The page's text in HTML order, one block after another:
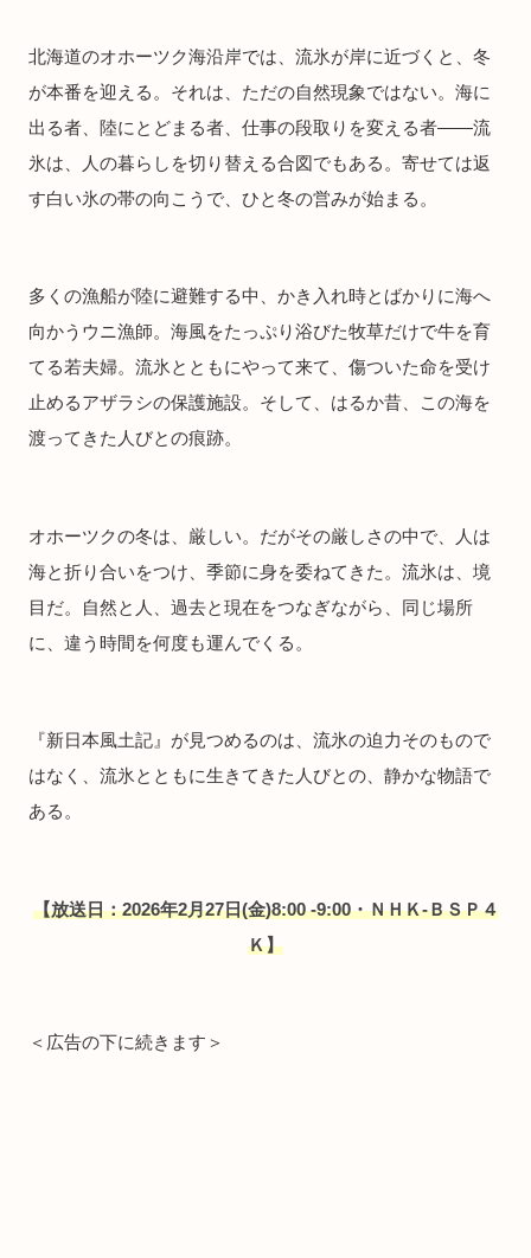
北海道のオホーツク海沿岸では、流氷が岸に近づくと、冬
が本番を迎える。それは、ただの自然現象ではない。海に
出る者、陸にとどまる者、仕事の段取りを変える者――流
氷は、人の暮らしを切り替える合図でもある。寄せては返
す白い氷の帯の向こうで、ひと冬の営みが始まる。
多くの漁船が陸に避難する中、かき入れ時とばかりに海へ
向かうウニ漁師。海風をたっぷり浴びた牧草だけで牛を育
てる若夫婦。流氷とともにやって来て、傷ついた命を受け
止めるアザラシの保護施設。そして、はるか昔、この海を
渡ってきた人びとの痕跡。
オホーツクの冬は、厳しい。だがその厳しさの中で、人は
海と折り合いをつけ、季節に身を委ねてきた。流氷は、境
目だ。自然と人、過去と現在をつなぎながら、同じ場所
に、違う時間を何度も運んでくる。
『新日本風土記』が見つめるのは、流氷の迫力そのもので
はなく、流氷とともに生きてきた人びとの、静かな物語で
ある。
【放送日：2026年2月27日(金)8:00 -9:00・ＮＨＫ-ＢＳＰ４
Ｋ】
＜広告の下に続きます＞